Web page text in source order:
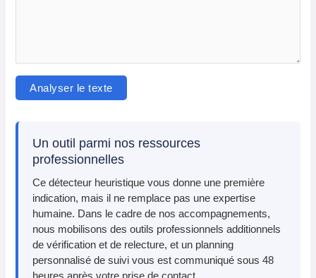
Analyser le texte
Un outil parmi nos ressources
professionnelles
Ce détecteur heuristique vous donne une première
indication, mais il ne remplace pas une expertise
humaine. Dans le cadre de nos accompagnements,
nous mobilisons des outils professionnels additionnels
de vérification et de relecture, et un planning
personnalisé de suivi vous est communiqué sous 48